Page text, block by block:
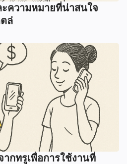
ความหมายที่น่าสนใจ
ล่
ากทรูเพื่อการใช้งานที่